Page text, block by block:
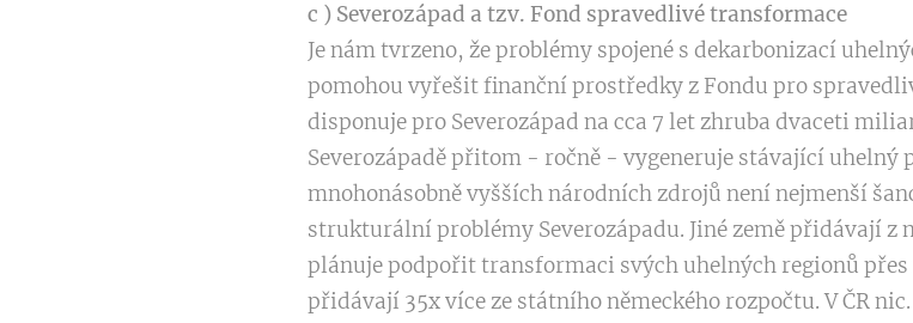
c ) Severozápad a tzv. Fond spravedlivé transformace
Je nám tvrzeno, že problémy spojené s dekarbonizací
pomohou vyřešit finanční prostředky z Fondu pro
disponuje pro Severozápad na cca 7 let zhruba dvaceti
Severozápadě přitom - ročně - vygeneruje stávající uhelný
mnohonásobně vyšších národních zdrojů není nejmenší
strukturální problémy Severozápadu. Jiné země přidávají z
plánuje podpořit transformaci svých uhelných regionů přes
přidávají 35x více ze státního německého rozpočtu. V ČR